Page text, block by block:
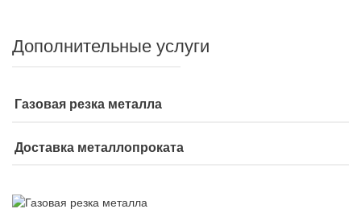
Дополнительные услуги
Газовая резка металла
Доставка металлопроката